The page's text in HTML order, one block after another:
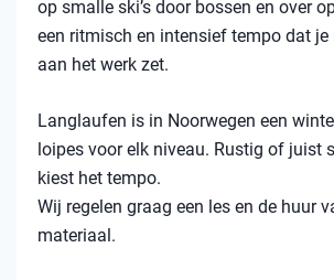
op smalle ski’s door bossen en over
een ritmisch en intensief tempo dat je
aan het werk zet.
Langlaufen is in Noorwegen een
loipes voor elk niveau. Rustig of juist
kiest het tempo.
Wij regelen graag een les en de huur
materiaal.